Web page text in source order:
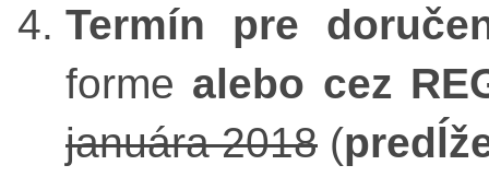
Termín pre
forme alebo cez
januára 2018 (